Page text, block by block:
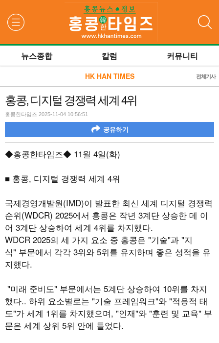
뉴스종합 칼럼 커뮤니티
HK HAN TIMES 전체기사
홍콩, 디지털 경쟁력 세계 4위
홍콩한타임즈 2025-11-04 10:56:51
공유하기
◆홍콩한타임즈◆ 11월 4일(화)
■ 홍콩, 디지털 경쟁력 세계 4위
국제경영개발원(IMD)이 발표한 최신 세계 디지털 경쟁력
순위(WDCR) 2025에서 홍콩은 작년 3계단 상승한 데 이
어 3계단 상승하여 세계 4위를 차지했다.
WDCR 2025의 세 가지 요소 중 홍콩은 "기술"과 "지
식" 부문에서 각각 3위와 5위를 유지하며 좋은 성적을 유
지했다.
"미래 준비도" 부문에서는 5계단 상승하여 10위를 차지
했다.. 하위 요소별로는 "기술 프레임워크"와 "적응적 태
도"가 세계 1위를 차지했으며, "인재"와 "훈련 및 교육" 부
문은 세계 상위 5위 안에 들었다.